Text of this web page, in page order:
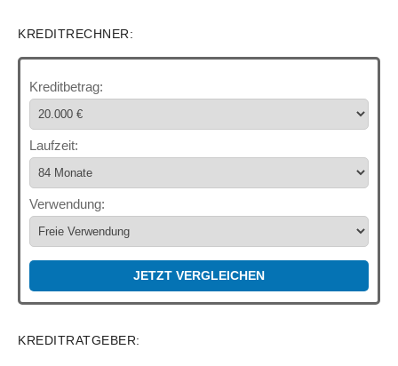
KREDITRECHNER:
Kreditbetrag:
Laufzeit:
Verwendung:
JETZT VERGLEICHEN
KREDITRATGEBER: